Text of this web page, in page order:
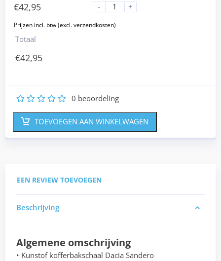
€42,95
-
+
Totaal
€42,95
5
4
3
2 0 beoordeling
TOEVOEGEN AAN WINKELWAGEN
EEN REVIEW TOEVOEGEN
Beschrijving
Algemene omschrijving
• Kunstof kofferbakschaal Dacia Sandero